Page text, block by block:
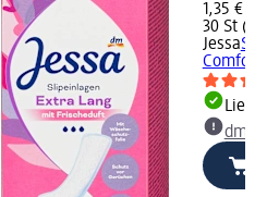
1,35 €
30 St
Jessa
Comfort
dm